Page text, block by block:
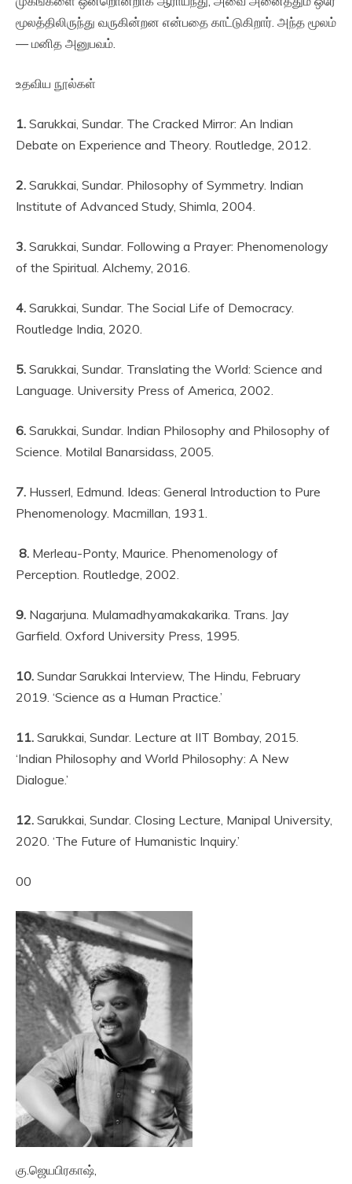
மூலத்திலிருந்து வருகின்றன என்பதை காட்டுகிறார். அந்த மூலம்
— மனித அனுபவம்.
உதவிய நூல்கள்
1. Sarukkai, Sundar. The Cracked Mirror: An Indian
Debate on Experience and Theory. Routledge, 2012.
2. Sarukkai, Sundar. Philosophy of Symmetry. Indian
Institute of Advanced Study, Shimla, 2004.
3. Sarukkai, Sundar. Following a Prayer: Phenomenology
of the Spiritual. Alchemy, 2016.
4. Sarukkai, Sundar. The Social Life of Democracy.
Routledge India, 2020.
5. Sarukkai, Sundar. Translating the World: Science and
Language. University Press of America, 2002.
6. Sarukkai, Sundar. Indian Philosophy and Philosophy of
Science. Motilal Banarsidass, 2005.
7. Husserl, Edmund. Ideas: General Introduction to Pure
Phenomenology. Macmillan, 1931.
8. Merleau-Ponty, Maurice. Phenomenology of
Perception. Routledge, 2002.
9. Nagarjuna. Mulamadhyamakakarika. Trans. Jay
Garfield. Oxford University Press, 1995.
10. Sundar Sarukkai Interview, The Hindu, February
2019. ‘Science as a Human Practice.’
11. Sarukkai, Sundar. Lecture at IIT Bombay, 2015.
‘Indian Philosophy and World Philosophy: A New
Dialogue.’
12. Sarukkai, Sundar. Closing Lecture, Manipal University,
2020. ‘The Future of Humanistic Inquiry.’
00
கு.ஜெயபிரகாஷ்,